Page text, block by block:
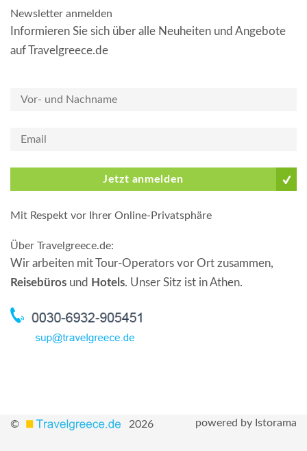
Newsletter anmelden
Informieren Sie sich über alle Neuheiten und Angebote
auf Travelgreece.de
Jetzt anmelden
Mit Respekt vor Ihrer Online-Privatsphäre
Über Travelgreece.de:
Wir arbeiten mit Tour-Operators vor Ort zusammen,
Reisebüros und Hotels. Unser Sitz ist in Athen.
© 2026 powered by Istorama